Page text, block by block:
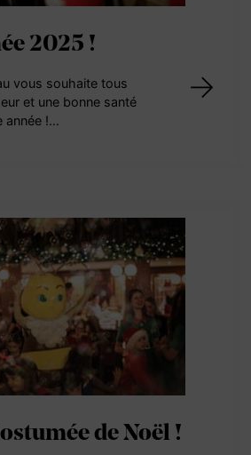
2025 !
vous souhaite tous
et une bonne santé
année !…
de Noël !